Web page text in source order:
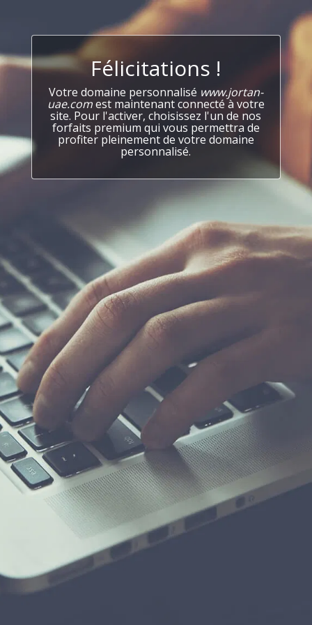
Félicitations !
Votre domaine personnalisé www.jortan-
uae.comest maintenant connecté à votre
site. Pour l'activer, choisissez l'un de nos
forfaits premium qui vous permettra de
profiter pleinement de votre domaine
personnalisé.